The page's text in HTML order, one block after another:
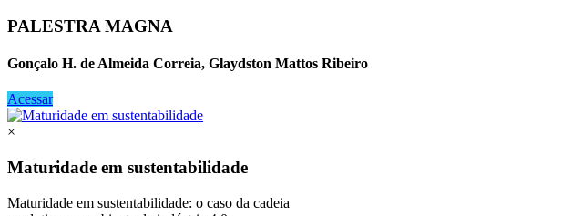
PALESTRA MAGNA
Gonçalo H. de Almeida Correia, Glaydston Mattos Ribeiro
Acessar
×
Maturidade em sustentabilidade
Maturidade em sustentabilidade: o caso da cadeia